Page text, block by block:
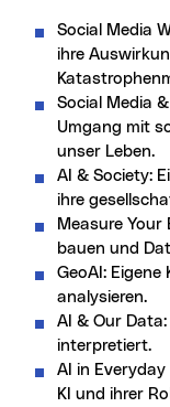
Social Media
ihre
Social Media
Umgang mit
unser Leben.
AI & Society:
ihre
Measure Your
bauen und
GeoAI: Eigene
analysieren.
AI & Our
interpretiert.
AI in
KI und ihrer